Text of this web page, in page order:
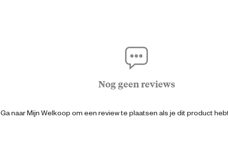
Nog geen reviews
Ga naar Mijn Welkoop om een review te plaatsen als je dit product